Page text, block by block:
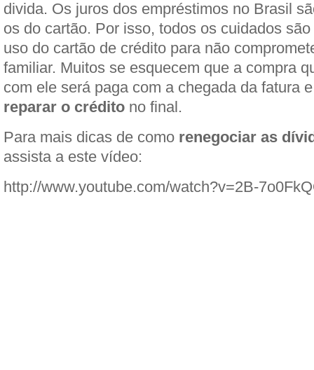
divida. Os juros dos empréstimos no Brasil
os do cartão. Por isso, todos os cuidados
uso do cartão de crédito para não
familiar. Muitos se esquecem que a compra
com ele será paga com a chegada da fatura
reparar o crédito no final.
Para mais dicas de como renegociar as
assista a este vídeo:
http://www.youtube.com/watch?v=2B-